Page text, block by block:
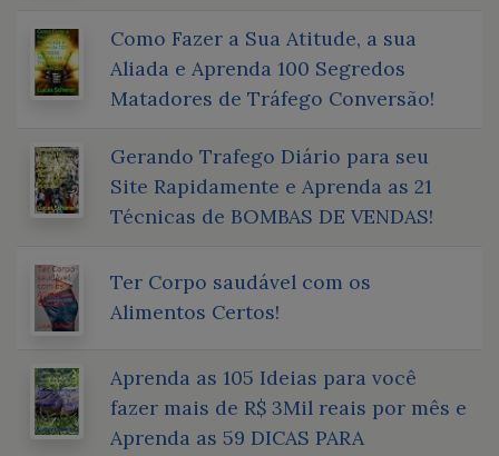
Como Fazer a Sua Atitude, a sua
Aliada e Aprenda 100 Segredos
Matadores de Tráfego Conversão!
Gerando Trafego Diário para seu
Site Rapidamente e Aprenda as 21
Técnicas de BOMBAS DE VENDAS!
Ter Corpo saudável com os
Alimentos Certos!
Aprenda as 105 Ideias para você
fazer mais de R$ 3Mil reais por mês e
Aprenda as 59 DICAS PARA